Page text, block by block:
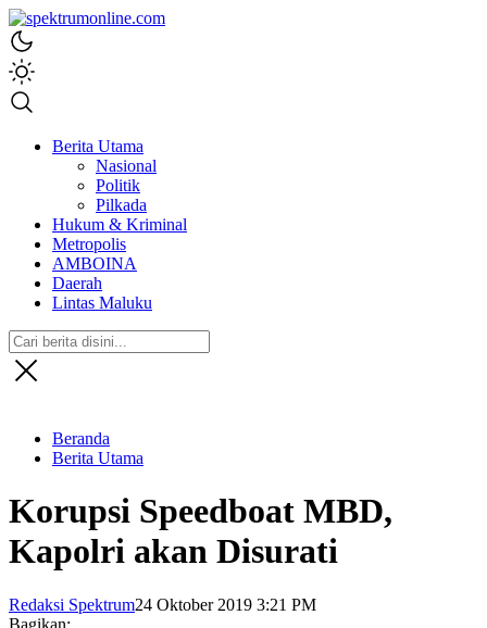
spektrumonline.com
Berita Utama
Nasional
Politik
Pilkada
Hukum & Kriminal
Metropolis
AMBOINA
Daerah
Lintas Maluku
Beranda
Berita Utama
Korupsi Speedboat MBD,
Kapolri akan Disurati
Redaksi Spektrum24 Oktober 2019 3:21 PM
Bagikan: